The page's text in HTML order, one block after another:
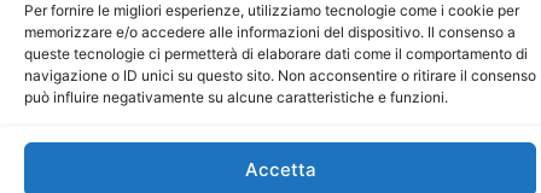
Per fornire le migliori esperienze, utilizziamo tecnologie come i cookie per
memorizzare e/o accedere alle informazioni del dispositivo. Il consenso a
queste tecnologie ci permetterà di elaborare dati come il comportamento di
navigazione o ID unici su questo sito. Non acconsentire o ritirare il consenso
può influire negativamente su alcune caratteristiche e funzioni.
Accetta